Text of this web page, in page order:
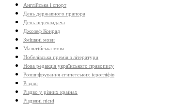
Англійська і спорт
День державного прапора
День перекладача
Джозеф Конрад
Змішані мови
Мальтійська мова
Нобелівська премія з літератури
Нова редакція українського правопису
Розшифрування єгипетських ієрогліфів
Різдво
Різдво у різних країнах
Різдвяні пісні